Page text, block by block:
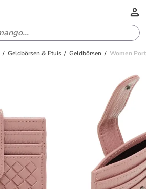
Geldbörsen & Etuis Geldbörsen Women